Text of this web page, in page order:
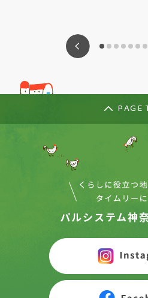
PAGE
パルシステム神